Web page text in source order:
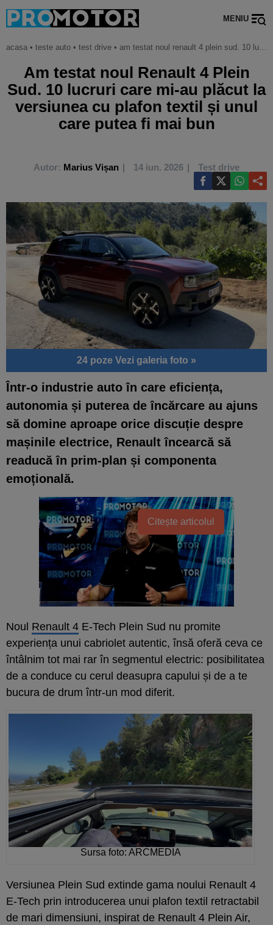
MENIU
acasa • teste auto • test drive • am testat noul renault 4 plein sud. 10 lucruri care mi-au plăcut la versiunea cu plafon textil și unul care putea fi mai bun
Am testat noul Renault 4 Plein
Sud. 10 lucruri care mi-au plăcut la
versiunea cu plafon textil și unul
care putea fi mai bun
Autor: Marius Vișan 14 iun. 2026 Test drive
24 poze Vezi galeria foto »
Într-o industrie auto în care eficiența,
autonomia și puterea de încărcare au ajuns
să domine aproape orice discuție despre
mașinile electrice, Renault încearcă să
readucă în prim-plan și componenta
emoțională.
Citește articolul
Noul Renault 4 E-Tech Plein Sud nu promite
experiența unui cabriolet autentic, însă oferă ceva ce
întâlnim tot mai rar în segmentul electric: posibilitatea
de a conduce cu cerul deasupra capului și de a te
bucura de drum într-un mod diferit.
Sursa foto: ARCMEDIA
Versiunea Plein Sud extinde gama noului Renault 4
E-Tech prin introducerea unui plafon textil retractabil
de mari dimensiuni, inspirat de Renault 4 Plein Air,